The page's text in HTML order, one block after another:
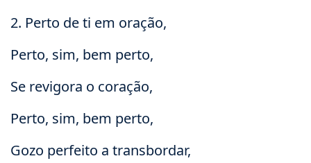
2. Perto de ti em oração,
Perto, sim, bem perto,
Se revigora o coração,
Perto, sim, bem perto,
Gozo perfeito a transbordar,